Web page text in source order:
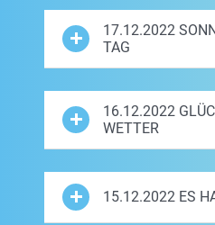
17.12.2022
TAG
16.12.2022
WETTER
15.12.2022 ES